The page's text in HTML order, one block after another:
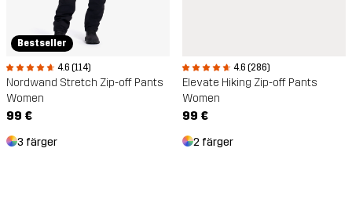
Bestseller
4.6 (114)
Nordwand Stretch Zip-off Pants
Women
99 €
3 färger
4.6 (286)
Elevate Hiking Zip-off Pants
Women
99 €
2 färger